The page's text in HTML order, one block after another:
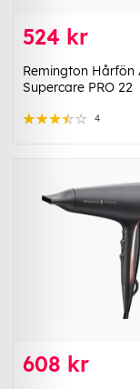
524 kr
Remington Hårfön
Supercare PRO 22
4
608 kr